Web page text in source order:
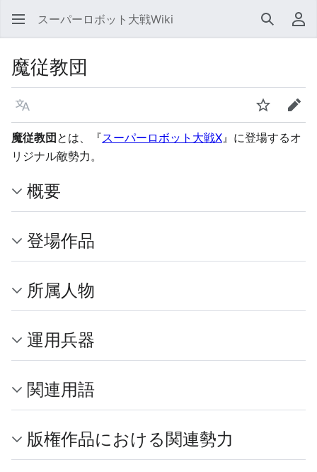
スーパーロボット大戦Wiki 検索 利
魔従教団
言語 ウォッチ編集
魔従教団 とは、『スーパーロボット大戦X』に登場するオ
リジナル敵勢力。
概要
登場作品
所属人物
運用兵器
関連用語
版権作品における関連勢力